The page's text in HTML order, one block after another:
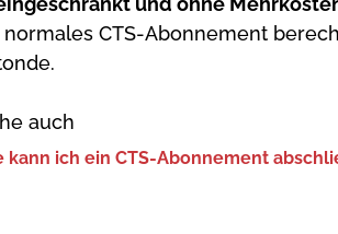
normales CTS-Abonnement
auch
kann ich ein CTS-Abonnement